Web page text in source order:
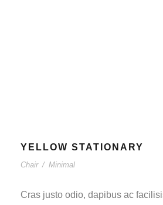
YELLOW STATIONARY
Chair / Minimal
Cras justo odio, dapibus ac